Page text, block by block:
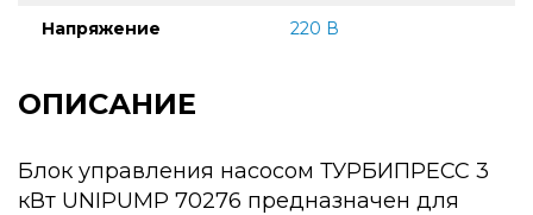
Напряжение 220 В
ОПИСАНИЕ
Блок управления насосом ТУРБИПРЕСС 3
кВт UNIPUMP 70276 предназначен для